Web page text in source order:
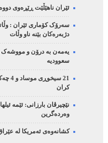
ئێران ناهێڵێت ڕێڕەوی
سەرۆک کۆماری ئێران :
دژبەرەکان بێنە ناو وڵات
یەمەن بە درۆن و مووشەک
سعوودیە
21
کران
نێچیرڤان بارزانی: ئێمە
وەردەگرین
کشانەوەی ئەمریکا لە